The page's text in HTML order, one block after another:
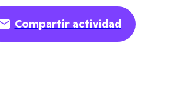
Compartir actividad